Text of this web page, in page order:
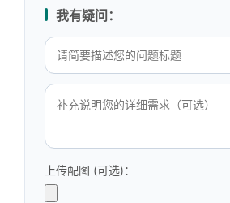
我有疑问：
上传配图 (可选)：